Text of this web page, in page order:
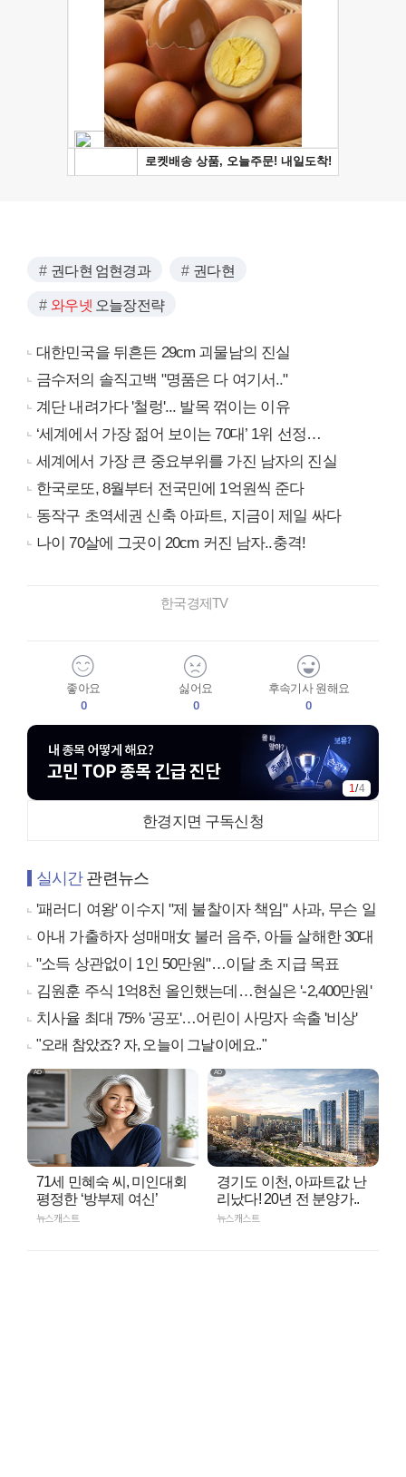
권다현 엄현경과 권다현
와우넷 오늘장전략
대한민국을 뒤흔든 29cm 괴물남의 진실
금수저의 솔직고백 "명품은 다 여기서.."
계단 내려가다 '철렁'... 발목 꺾이는 이유
‘세계에서 가장 젊어 보이는 70대’ 1위 선정…
세계에서 가장 큰 중요부위를 가진 남자의 진실
한국로또, 8월부터 전국민에 1억원씩 준다
동작구 초역세권 신축 아파트, 지금이 제일 싸다
나이 70살에 그곳이 20cm 커진 남자..충격!
한국경제TV
좋아요
0
싫어요
0
후속기사 원해요
0
1/4
한경지면 구독신청
실시간관련뉴스
'패러디 여왕' 이수지 "제 불찰이자 책임" 사과, 무슨 일
아내 가출하자 성매매女 불러 음주, 아들 살해한 30대
"소득 상관없이 1인 50만원"…이달 초 지급 목표
김원훈 주식 1억8천 올인했는데…현실은 '-2,400만원'
치사율 최대 75% '공포'…어린이 사망자 속출 '비상'
"오래 참았죠? 자, 오늘이 그날이에요.."
71세 민혜숙 씨, 미인대회
평정한 ‘방부제 여신’
뉴스캐스트
경기도 이천, 아파트값 난
리났다! 20년 전 분양가..
뉴스캐스트